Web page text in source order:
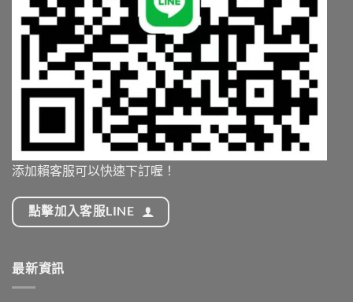
添加賴客服可以快速下訂喔！
點擊加入客服LINE
最新資訊